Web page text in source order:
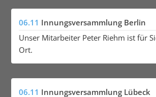
06.11 Innungsversammlung Berlin
Unser Mitarbeiter Peter Riehm ist für
Ort.
06.11 Innungsversammlung Lübeck